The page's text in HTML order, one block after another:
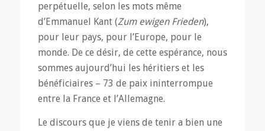
perpétuelle, selon les mots même
d’Emmanuel Kant (Zum ewigen Frieden),
pour leur pays, pour l’Europe, pour le
monde. De ce désir, de cette espérance, nous
sommes aujourd’hui les héritiers et les
bénéficiaires – 73 de paix ininterrompue
entre la France et l’Allemagne.
Le discours que je viens de tenir a bien une